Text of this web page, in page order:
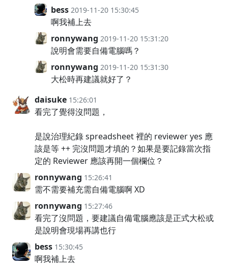
bess 2019-11-20 15:30:45
啊我補上去
ronnywang 2019-11-20 15:31:20
說明會需要自備電腦嗎？
ronnywang 2019-11-20 15:31:30
大松時再建議就好了？
daisuke 15:26:01
看完了覺得沒問題，
是說治理紀錄 spreadsheet 裡的 reviewer yes 應
該是等 ++ 完沒問題才填的？如果是要記錄當次指
定的 Reviewer 應該再開一個欄位？
ronnywang 15:26:41
需不需要補充需自備電腦啊 XD
ronnywang 15:27:46
看完了沒問題，要建議自備電腦應該是正式大松或
是說明會現場再講也行
bess 15:30:45
啊我補上去